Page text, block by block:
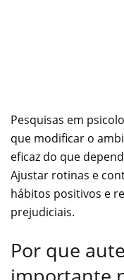
Pesquisas em
que modificar o
eficaz do que
Ajustar rotinas e
hábitos positivos e
prejudiciais.
Por que